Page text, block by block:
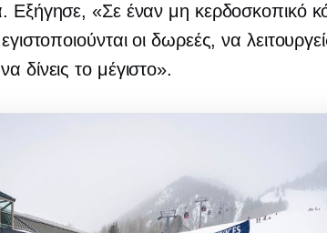
Εξήγησε, «Σε έναν μη κερδοσκοπικό
οι δωρεές, να
δίνεις το μέγιστο».